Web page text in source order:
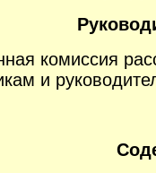
комиссия
и